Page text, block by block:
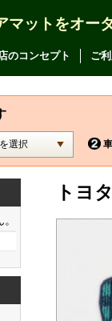
マットをオー
のコンセプト ご
トヨ